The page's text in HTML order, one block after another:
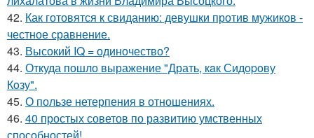
42. Как готовятся к свиданию: девушки против мужиков -
честное сравнение.
43. Высокий IQ = одиночество?
44. Откуда пошло выражение "Драть, кaк Сидopoву
Кoзу".
45. О пользе нетерпения в отношениях.
46. 40 простых советов по развитию умственных